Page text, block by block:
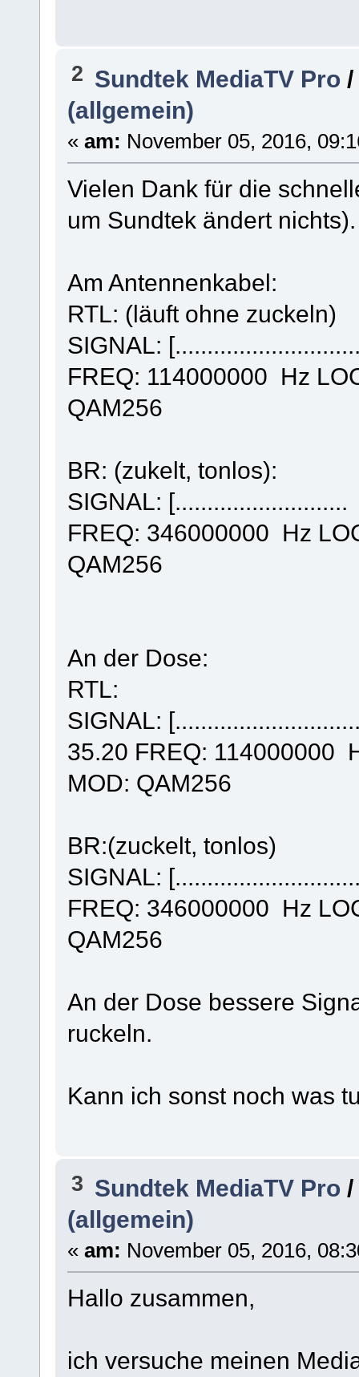
2 Sundtek MediaTV Pro
(allgemein)
« am: November 05, 2016,
Vielen Dank für die
um Sundtek ändert nichts).
Am Antennenkabel:
RTL: (läuft ohne zuckeln)
SIGNAL:
FREQ: 114000000 Hz
QAM256
BR: (zukelt, tonlos):
SIGNAL:
FREQ: 346000000 Hz
QAM256
An der Dose:
RTL:
SIGNAL:
35.20 FREQ: 114000000
MOD: QAM256
BR:(zuckelt, tonlos)
SIGNAL:
FREQ: 346000000 Hz
QAM256
An der Dose bessere
ruckeln.
Kann ich sonst noch was
3 Sundtek MediaTV Pro
(allgemein)
« am: November 05, 2016,
Hallo zusammen,
ich versuche meinen